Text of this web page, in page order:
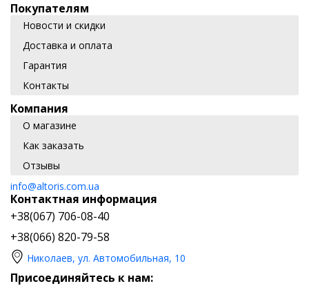
Покупателям
Новости и скидки
Доставка и оплата
Гарантия
Контакты
Компания
О магазине
Как заказать
Отзывы
info@altoris.com.ua
Контактная информация
+38(067) 706-08-40
+38(066) 820-79-58
Николаев, ул. Автомобильная, 10
Присоединяйтесь к нам: